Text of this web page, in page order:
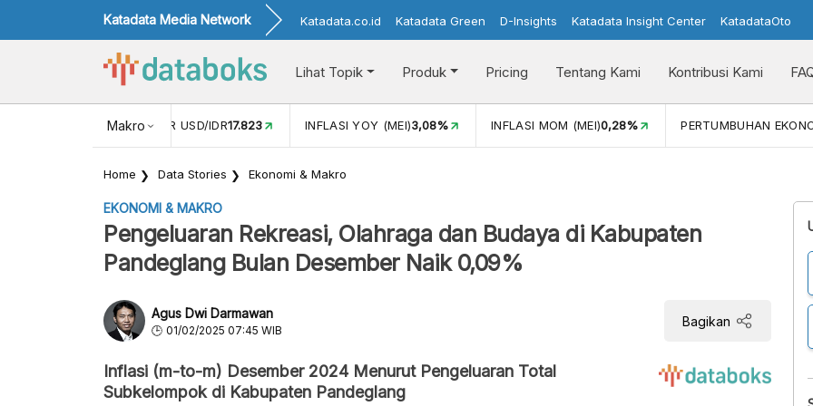
Katadata Media Network Katadata.co.id Katadata Green D-Insights Katadata Insight Center KatadataOto
Lihat Topik Produk Pricing Tentang Kami Kontribusi Kami
Makro
NILAI TUKAR USD/IDR17.823 INFLASI YOY (MEI)3,08% INFLASI MOM (MEI)0,28% PERTUMBUHAN
Home Data Stories Ekonomi & Makro
EKONOMI & MAKRO
Pengeluaran Rekreasi, Olahraga dan Budaya di Kabupaten
Pandeglang Bulan Desember Naik 0,09%
Agus Dwi Darmawan
01/02/2025 07:45 WIB
Bagikan
Inflasi (m-to-m) Desember 2024 Menurut Pengeluaran Total
Subkelompok di Kabupaten Pandeglang